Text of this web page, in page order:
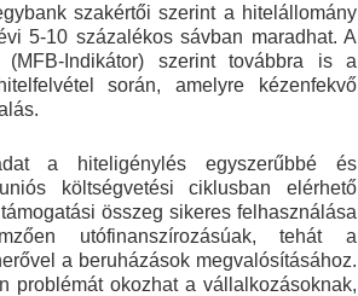
szakértői szerint a hitelállomány
5-10 százalékos sávban maradhat. A
Indikátor) szerint továbbra is a
során, amelyre kézenfekvő
a hiteligénylés egyszerűbbé és
költségvetési ciklusban elérhető
összeg sikeres felhasználása
utófinanszírozásúak, tehát a
a beruházások megvalósításához.
problémát okozhat a vállalkozásoknak,